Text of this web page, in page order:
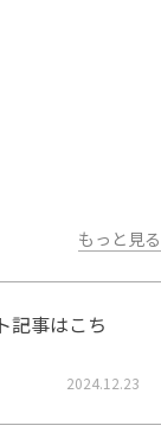
もっと見る
記事はこち
2024.12.23